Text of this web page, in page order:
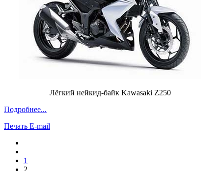
Лёгкий нейкид-байк Kawasaki Z250
Подробнее...
Печать E-mail
1